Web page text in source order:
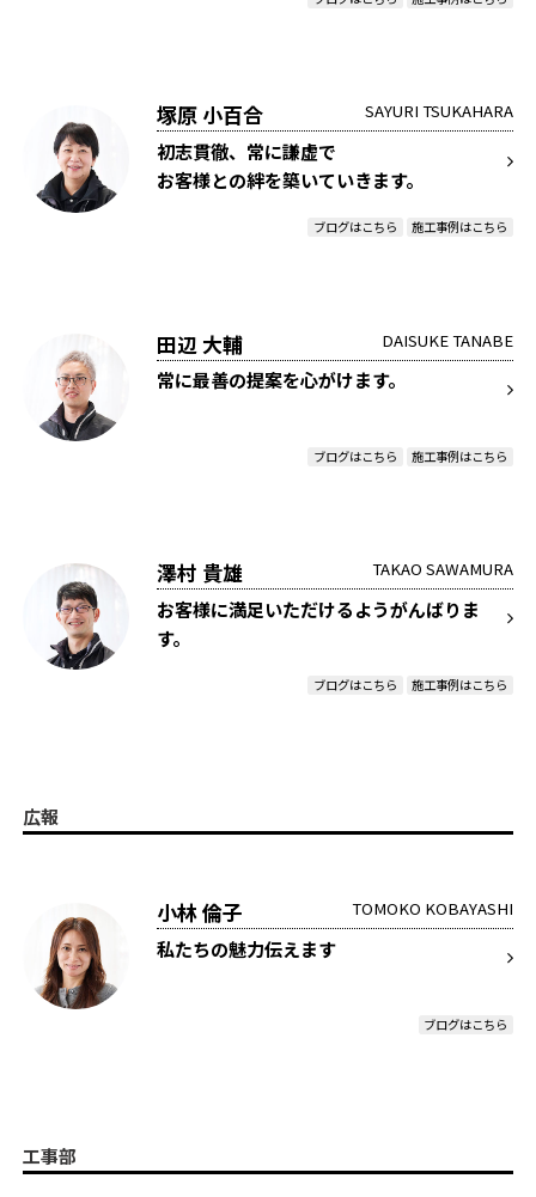
SAYURI TSUKAHARA
塚原 小百合
初志貫徹、常に謙虚で
お客様との絆を築いていきます。
ブログはこちら 施工事例はこちら
DAISUKE TANABE
田辺 大輔
常に最善の提案を心がけます。
ブログはこちら 施工事例はこちら
TAKAO SAWAMURA
澤村 貴雄
お客様に満足いただけるようがんばりま
す。
ブログはこちら 施工事例はこちら
広報
TOMOKO KOBAYASHI
小林 倫子
私たちの魅力伝えます
ブログはこちら
工事部